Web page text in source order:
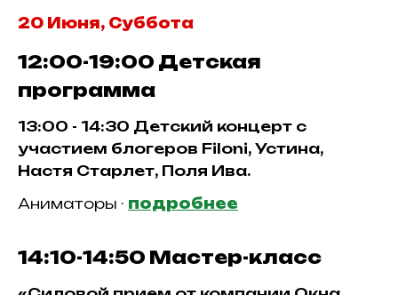
20 Июня, Суббота
12:00-19:00 Детская
программа
13:00 - 14:30 Детский концерт с
участием блогеров Filoni, Устина,
Настя Старлет, Поля Ива.
Аниматоры · подробнее
14:10-14:50 Мастер-класс